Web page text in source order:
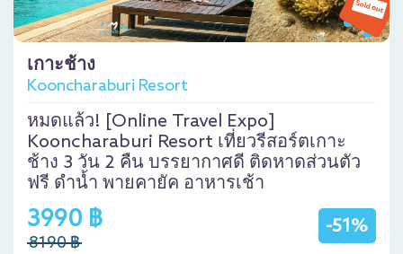
เกาะช้าง
Kooncharaburi Resort
หมดแล้ว! [Online Travel Expo]
Kooncharaburi Resort เที่ยวรีสอร์ตเกาะ
ช้าง 3 วัน 2 คืน บรรยากาศดี ติดหาดส่วนตัว
ฟรี ดำน้ำ พายคายัค อาหารเช้า
-51%
3990 ฿
8190 ฿